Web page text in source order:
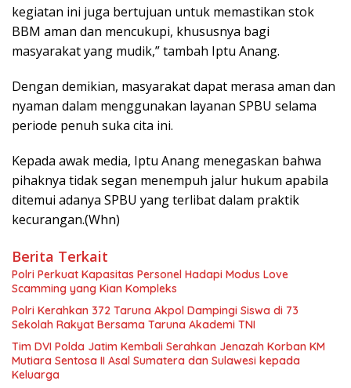
kegiatan ini juga bertujuan untuk memastikan stok
BBM aman dan mencukupi, khususnya bagi
masyarakat yang mudik,” tambah Iptu Anang.
Dengan demikian, masyarakat dapat merasa aman dan
nyaman dalam menggunakan layanan SPBU selama
periode penuh suka cita ini.
Kepada awak media, Iptu Anang menegaskan bahwa
pihaknya tidak segan menempuh jalur hukum apabila
ditemui adanya SPBU yang terlibat dalam praktik
kecurangan.(Whn)
Berita Terkait
Polri Perkuat Kapasitas Personel Hadapi Modus Love
Scamming yang Kian Kompleks
Polri Kerahkan 372 Taruna Akpol Dampingi Siswa di 73
Sekolah Rakyat Bersama Taruna Akademi TNI
Tim DVI Polda Jatim Kembali Serahkan Jenazah Korban KM
Mutiara Sentosa II Asal Sumatera dan Sulawesi kepada
Keluarga